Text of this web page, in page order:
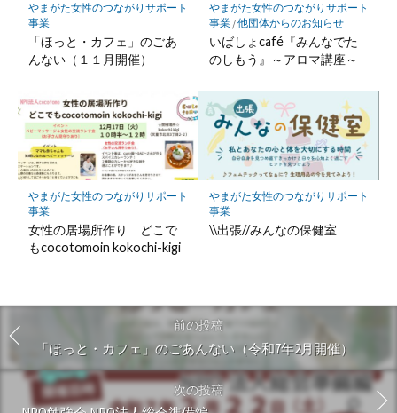
やまがた女性のつながりサポート
事業
「ほっと・カフェ」のごあ
んない（１１月開催）
やまがた女性のつながりサポート
事業/他団体からのお知らせ
いばしょcafé『みんなでた
のしもう』～アロマ講座～
やまがた女性のつながりサポート
事業
女性の居場所作り どこで
もcocotomoin kokochi-kigi
やまがた女性のつながりサポート
事業
\\出張//みんなの保健室
前の投稿
「ほっと・カフェ」のごあんない（令和7年2月開催）
次の投稿